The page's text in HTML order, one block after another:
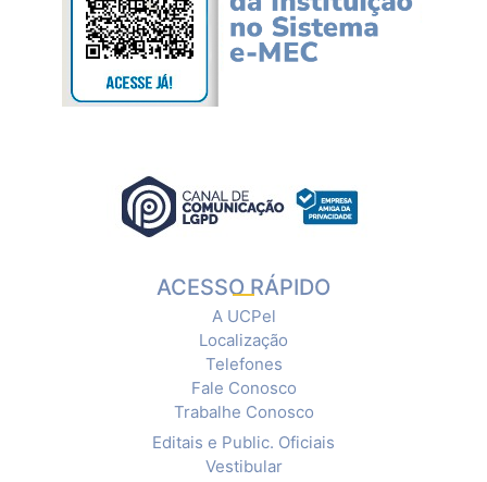
ACESSO RÁPIDO
A UCPel
Localização
Telefones
Fale Conosco
Trabalhe Conosco
Editais e Public. Oficiais
Vestibular